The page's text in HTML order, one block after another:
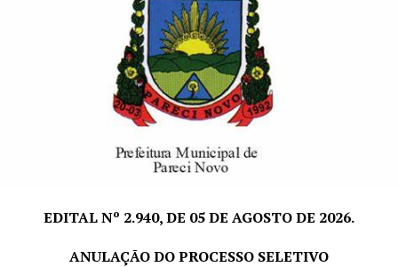
Concorrência pública 003 Pareci Novo
EDITAL Nº 2.940, DE 05 DE AGOSTO DE 2026.
ANULAÇÃO DO PROCESSO SELETIVO